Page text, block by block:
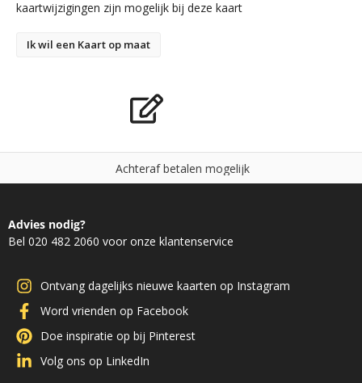
kaartwijzigingen zijn mogelijk bij deze kaart
Ik wil een Kaart op maat
Achteraf betalen mogelijk
Advies nodig?
Bel 020 482 2060 voor onze klantenservice
Ontvang dagelijks nieuwe kaarten op Instagram
Word vrienden op Facebook
Doe inspiratie op bij Pinterest
Volg ons op LinkedIn